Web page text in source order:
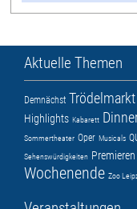
Aktuelle Themen
Demnächst Trödelmarkt
Highlights Kabarett
Sommertheater Oper Musicals
Sehenswürdigkeiten Premieren
Wochenende Zoo